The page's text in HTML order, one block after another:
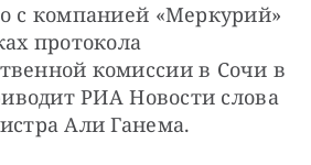
с компанией «Меркурий»
протокола
комиссии в Сочи в
РИА Новости слова
Али Ганема.